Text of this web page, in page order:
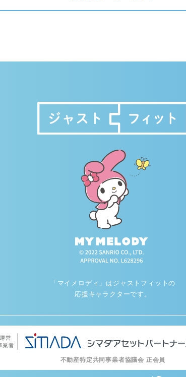
「マイメロディ」はジャストフィットの
応援キャラクターです。
不動産特定共同事業者協議会 正会員